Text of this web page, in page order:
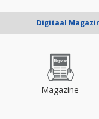
Digitaal
Magazine